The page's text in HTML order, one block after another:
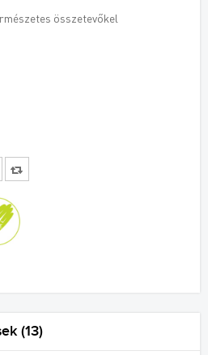
összetevőkel
(13)